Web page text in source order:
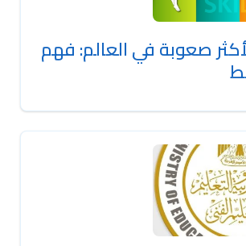
صعوبة في العالم: فهم